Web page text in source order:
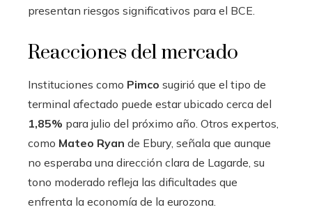
presentan riesgos significativos para el BCE.
Reacciones del mercado
Instituciones como Pimco sugirió que el tipo de
terminal afectado puede estar ubicado cerca del
1,85% para julio del próximo año. Otros expertos,
como Mateo Ryan de Ebury, señala que aunque
no esperaba una dirección clara de Lagarde, su
tono moderado refleja las dificultades que
enfrenta la economía de la eurozona.